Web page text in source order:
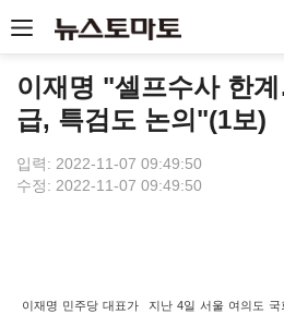
이재명 "셀프수사 한
급, 특검도 논의"(1보)
입력: 2022-11-07 09:49:50
수정: 2022-11-07 09:49:50
이재명 민주당 대표가 지난 4일 서울 여의도 국